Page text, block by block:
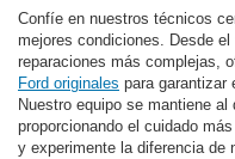
Confíe en nuestros técnicos
mejores condiciones. Desde
reparaciones más complejas,
Ford originales para garantizar
Nuestro equipo se mantiene
proporcionando el cuidado
y experimente la diferencia de